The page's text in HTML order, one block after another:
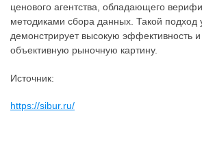
ценового агентства, обладающего
методиками сбора данных. Такой подход
демонстрирует высокую эффективность и
объективную рыночную картину.
Источник:
https://sibur.ru/